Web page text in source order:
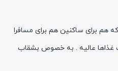
هم برای ساکنین هم برای مسافرا
غذاها عالیه . به خصوص بشقاب